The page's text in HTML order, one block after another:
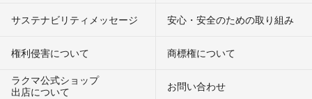
サステナビリティメッセージ 安心・安全のための取り組み
権利侵害について
商標権について
ラクマ公式ショップ
出店について
お問い合わせ